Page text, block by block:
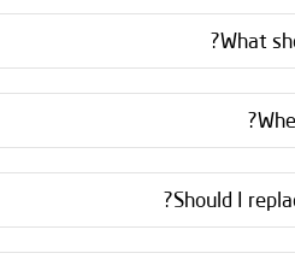
What
Should I